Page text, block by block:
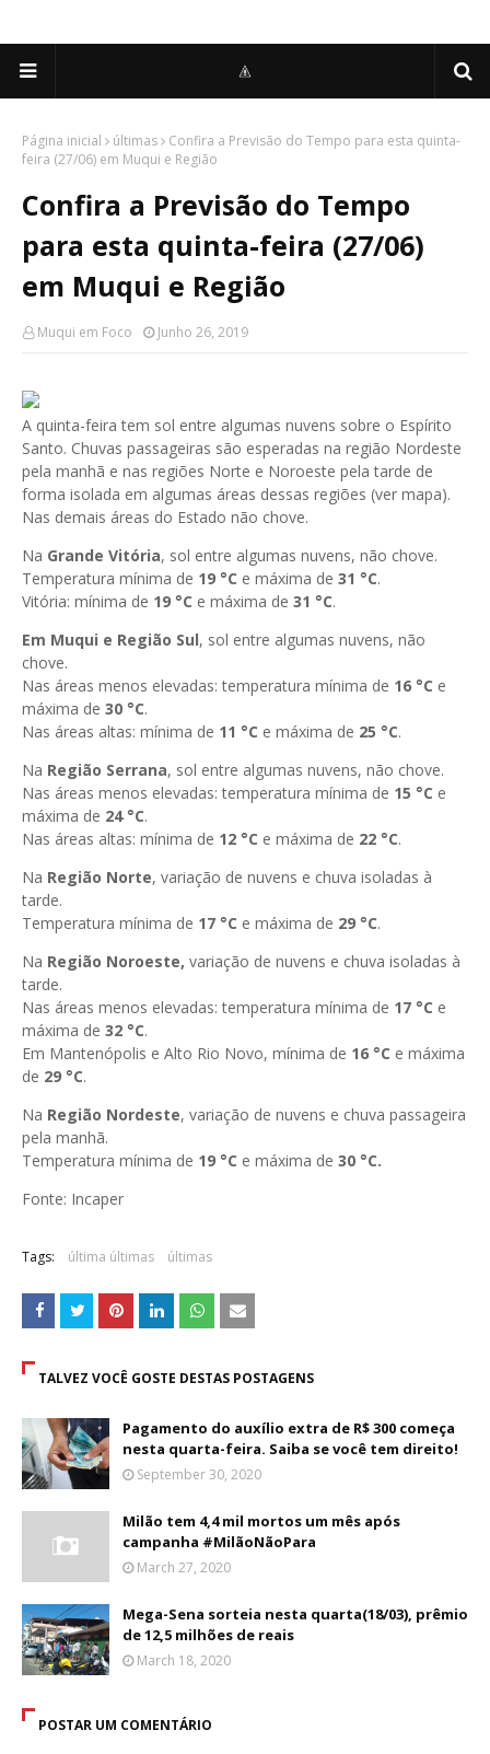
Página inicial últimas
Confira a Previsão do Tempo para esta quinta-
feira (27/06) em Muqui e Região
Confira a Previsão do Tempo
para esta quinta-feira (27/06)
em Muqui e Região
Muqui em Foco Junho 26, 2019
A quinta-feira tem sol entre algumas nuvens sobre o Espírito
Santo. Chuvas passageiras são esperadas na região Nordeste
pela manhã e nas regiões Norte e Noroeste pela tarde de
forma isolada em algumas áreas dessas regiões (ver mapa).
Nas demais áreas do Estado não chove.
Na Grande Vitória, sol entre algumas nuvens, não chove.
Temperatura mínima de 19 °C e máxima de 31 °C.
Vitória: mínima de 19 °C e máxima de 31 °C.
Em Muqui e Região Sul, sol entre algumas nuvens, não
chove.
Nas áreas menos elevadas: temperatura mínima de 16 °C e
máxima de 30 °C.
Nas áreas altas: mínima de 11 °C e máxima de 25 °C.
Na Região Serrana, sol entre algumas nuvens, não chove.
Nas áreas menos elevadas: temperatura mínima de 15 °C e
máxima de 24 °C.
Nas áreas altas: mínima de 12 °C e máxima de 22 °C.
Na Região Norte, variação de nuvens e chuva isoladas à
tarde.
Temperatura mínima de 17 °C e máxima de 29 °C.
Na Região Noroeste, variação de nuvens e chuva isoladas à
tarde.
Nas áreas menos elevadas: temperatura mínima de 17 °C e
máxima de 32 °C.
Em Mantenópolis e Alto Rio Novo, mínima de 16 °C e máxima
de 29 °C.
Na Região Nordeste, variação de nuvens e chuva passageira
pela manhã.
Temperatura mínima de 19 °C e máxima de 30 °C.
Fonte: Incaper
Tags: última últimas últimas
TALVEZ VOCÊ GOSTE DESTAS POSTAGENS
Pagamento do auxílio extra de R$ 300 começa
nesta quarta-feira. Saiba se você tem direito!
September 30, 2020
Milão tem 4,4 mil mortos um mês após
campanha #MilãoNãoPara
March 27, 2020
Mega-Sena sorteia nesta quarta(18/03), prêmio
de 12,5 milhões de reais
March 18, 2020
POSTAR UM COMENTÁRIO